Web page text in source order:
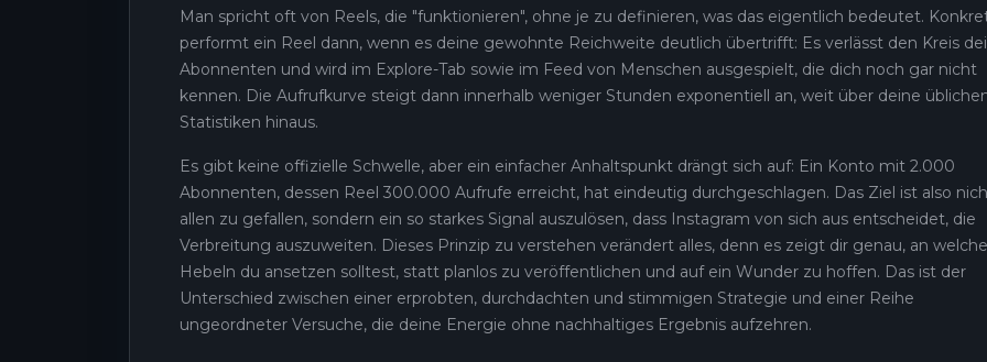
Man spricht oft von Reels, die "funktionieren", ohne je zu definieren, was das eigentlich bedeutet.
performt ein Reel dann, wenn es deine gewohnte Reichweite deutlich übertrifft: Es verlässt den Kreis
Abonnenten und wird im Explore-Tab sowie im Feed von Menschen ausgespielt, die dich noch gar nicht
kennen. Die Aufrufkurve steigt dann innerhalb weniger Stunden exponentiell an, weit über deine
Statistiken hinaus.
Es gibt keine offizielle Schwelle, aber ein einfacher Anhaltspunkt drängt sich auf: Ein Konto mit 2.000
Abonnenten, dessen Reel 300.000 Aufrufe erreicht, hat eindeutig durchgeschlagen. Das Ziel ist also
allen zu gefallen, sondern ein so starkes Signal auszulösen, dass Instagram von sich aus entscheidet, die
Verbreitung auszuweiten. Dieses Prinzip zu verstehen verändert alles, denn es zeigt dir genau, an
Hebeln du ansetzen solltest, statt planlos zu veröffentlichen und auf ein Wunder zu hoffen. Das ist der
Unterschied zwischen einer erprobten, durchdachten und stimmigen Strategie und einer Reihe
ungeordneter Versuche, die deine Energie ohne nachhaltiges Ergebnis aufzehren.